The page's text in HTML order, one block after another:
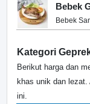
Bebek
Bebek
Kategori
Berikut harga dan
khas unik dan
ini.